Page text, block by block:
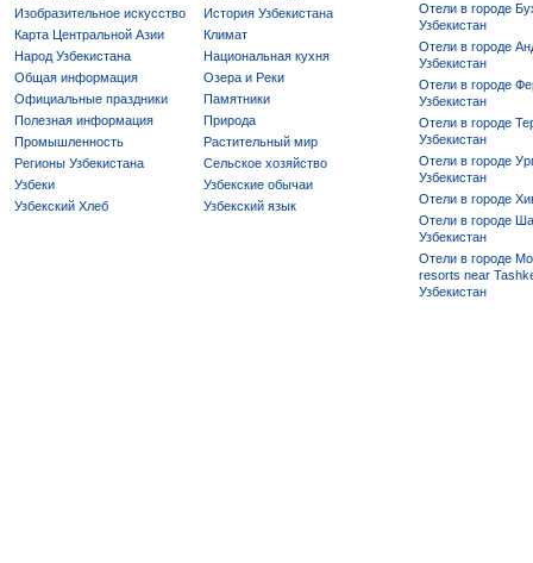
Изобразительное искусство
История Узбекистана
Карта Центральной Азии
Климат
Народ Узбекистана
Национальная кухня
Общая информация
Озера и Реки
Официальные праздники
Памятники
Полезная информация
Природа
Промышленность
Растительный мир
Регионы Узбекистана
Сельское хозяйство
Узбеки
Узбекские обычаи
Узбекский Хлеб
Узбекский язык
Отели в городе
Узбекистан
Отели в городе
Узбекистан
Отели в городе
Узбекистан
Отели в городе
Узбекистан
Отели в городе
Узбекистан
Отели в городе
Отели в городе
Узбекистан
Отели в городе
resorts near
Узбекистан